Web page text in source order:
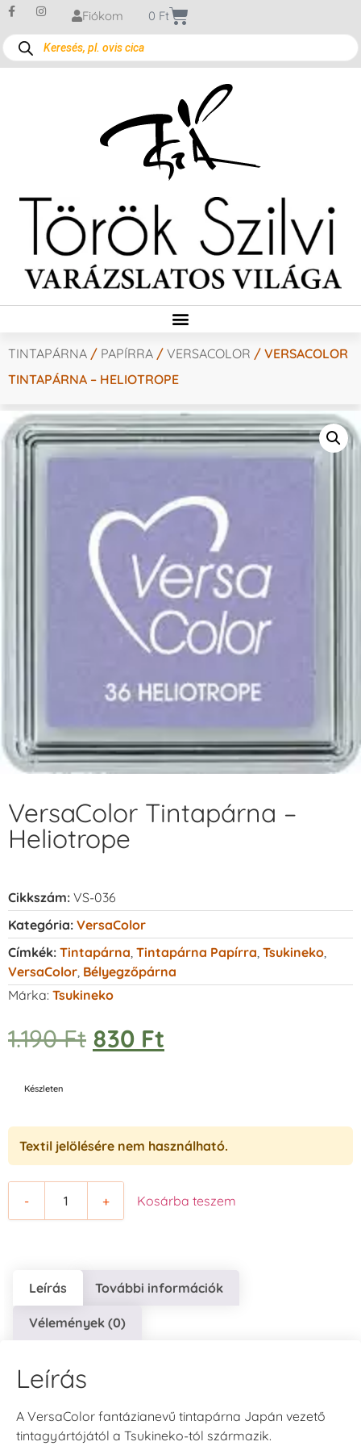
Fiókom 0 Ft
TINTAPÁRNA / PAPÍRRA / VERSACOLOR / VERSACOLOR
TINTAPÁRNA – HELIOTROPE
VersaColor Tintapárna –
Heliotrope
Cikkszám: VS-036
Kategória: VersaColor
Címkék: Tintapárna Tintapárna Papírra Tsukineko
VersaColor Bélyegzőpárna
Márka: Tsukineko
1.190Ft 830 Ft
Készleten
Textil jelölésére nem használható.
- + Kosárba teszem
Leírás További információk
Vélemények (0)
Leírás
A VersaColor fantázianevű tintapárna Japán vezető
tintagyártójától a Tsukineko-tól származik.